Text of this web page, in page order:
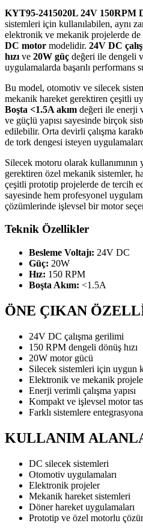
KYT95-2415020L 24V 150RPM
sistemleri için kullanılabilen, aynı
elektronik ve mekanik projelerde
DC motor modelidir. 24V DC
hızı ve 20W güç değeri ile dengeli
uygulamalarda başarılı performans
Bu model, otomotiv ve silecek
mekanik hareket gerektiren çeşitli
Boşta <1.5A akım değeri ile enerji
ve güçlü yapısı sayesinde birçok
edilebilir. Orta devirli çalışma
de tork dengesi isteyen
Silecek motoru olarak kullanımının
gerektiren özel mekanik sistemler,
çeşitli prototip projelerde de tercih
sayesinde hem profesyonel
çözümlerinde işlevsel bir motor
Teknik Özellikler
Besleme Voltajı: 24V DC
Güç: 20W
Hız: 150 RPM
Boşta Akım: <1.5A
ÖNE ÇIKAN
24V DC çalışma gerilimi
150 RPM dengeli dönüş hızı
20W motor gücü
Silecek sistemleri için uygun
Elektronik ve mekanik
Enerji verimli çalışma yapısı
Kompakt ve işlevsel motor
Farklı sistemlere
KULLANIM
DC silecek sistemleri
Otomotiv uygulamaları
Elektronik projeler
Mekanik hareket sistemleri
Döner hareket uygulamaları
Prototip ve özel motorlu